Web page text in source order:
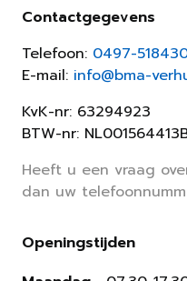
Contactgegevens
Telefoon: 0497-
E-mail: info@bma-
KvK-nr: 63294923
BTW-nr:
Heeft u een vraag
dan uw
Openingstijden